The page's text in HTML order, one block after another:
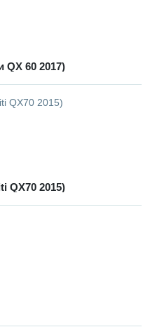
QX 60 2017)
QX70 2015)